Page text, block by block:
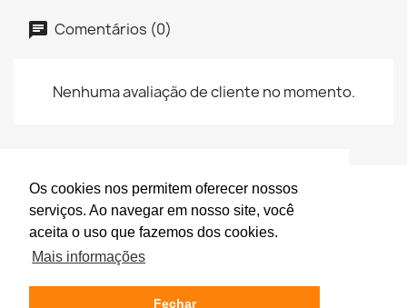
Os cookies nos permitem oferecer nossos
serviços. Ao navegar em nosso site, você
aceita o uso que fazemos dos cookies.
Mais informações
Fechar
Comentários (0)
Nenhuma avaliação de cliente no momento.
© 2026 - Desenvolvido por GFInfo.com.br